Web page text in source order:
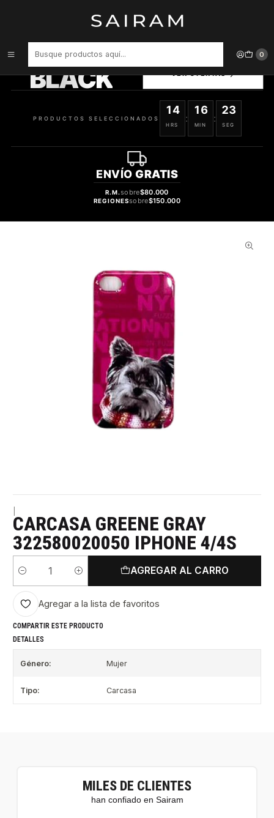
0
Carcasa Greene Gray 322580020050 Iphone 4/4S
BLACK
SELECCIONADOS
PRODUCTOS SELECCIONADOS
14
HRS
:
16
MIN
:
22
SEG
ENVÍO GRATIS
R.M.sobre$80.000
REGIONESsobre$150.000
CARCASA GREENE GRAY
322580020050 IPHONE 4/4S
Cantidad
AGREGAR AL CARRO
Agregar a la lista de favoritos
COMPARTIR ESTE PRODUCTO
DETALLES
Género: Mujer
Tipo: Carcasa
MILES DE CLIENTES
han confiado en Sairam